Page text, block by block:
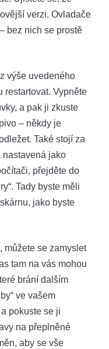
verzi. Ovladače
bez nich se prostě
výše uvedeného
restartovat. Vypněte
a pak ji zkuste
– někdy je
Také stojí za
nastavená jako
přejděte do
Tady byste měli
jako byste
můžete se zamyslet
tam na vás mohou
brání dalším
ve vašem
pokuste se ji
na přeplněné
aby se vše